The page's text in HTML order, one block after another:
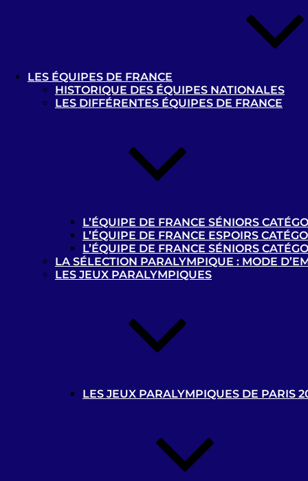
LES ÉQUIPES DE FRANCE
HISTORIQUE DES ÉQUIPES NATIONALES
LES DIFFÉRENTES ÉQUIPES DE FRANCE
L’ÉQUIPE DE FRANCE SÉNIORS
L’ÉQUIPE DE FRANCE ESPOIRS
L’ÉQUIPE DE FRANCE SÉNIORS
LA SÉLECTION PARALYMPIQUE : MODE
LES JEUX PARALYMPIQUES
LES JEUX PARALYMPIQUES DE PARIS
Racing Club de Lens – B1
06-04-2019
ASECC/OC Ivry – B1
0 - 5
28-04-2019
Rousies
30-06-2019